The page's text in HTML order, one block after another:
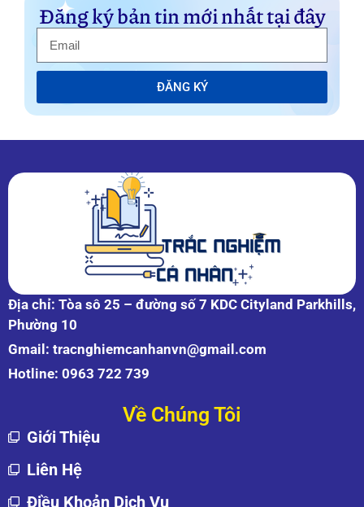
Đăng ký bản tin mới nhất tại đây
ĐĂNG KÝ
Địa chỉ: Tòa sô 25 – đường số 7 KDC Cityland Parkhills,
Phường 10
Gmail: tracnghiemcanhanvn@gmail.com
Hotline: 0963 722 739
Về Chúng Tôi
Giới Thiệu
Liên Hệ
Điều Khoản Dịch Vụ